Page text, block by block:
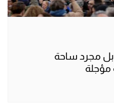
بل مجرد ساحة
مؤجلة